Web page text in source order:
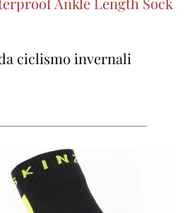
ciclismo invernali